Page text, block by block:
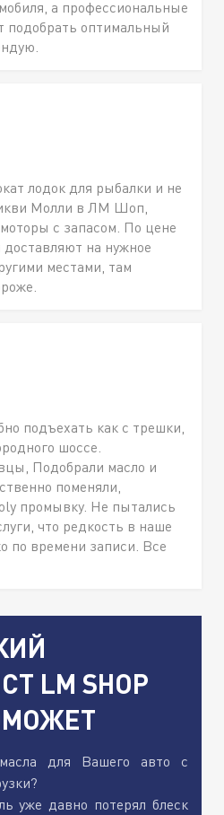
а профессиональные
подобрать оптимальный
лодок для рыбалки и не
Молли в ЛМ Шоп,
с запасом. По цене
на нужное
местами, там
подъехать как с трешки,
шоссе.
Подобрали масло и
поменяли,
промывку. Не пытались
что редкость в наше
по времени записи. Все
LM SHOP
для Вашего авто с
уже давно потерял блеск